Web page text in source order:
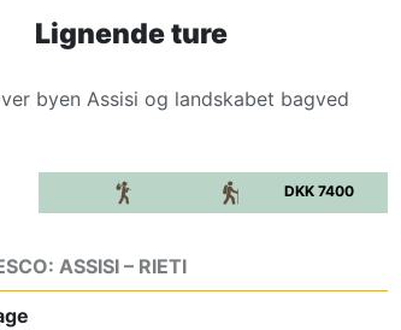
Lignende ture
DKK 7400
ASSISI – RIETI